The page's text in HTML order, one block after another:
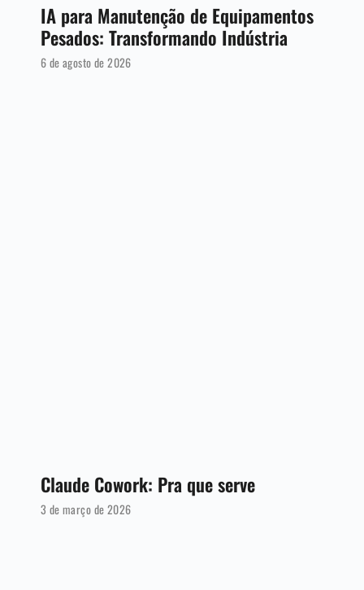
IA para Manutenção de Equipamentos
Pesados: Transformando Indústria
6 de agosto de 2026
Claude Cowork: Pra que serve
3 de março de 2026